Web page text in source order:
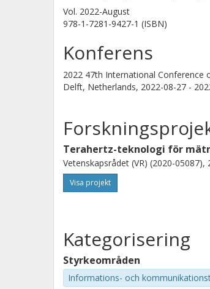
Vol. 2022-August
978-1-7281-9427-1 (ISBN)
Konferens
2022 47th International Conference
Delft, Netherlands, 2022-08-27 -
Terahertz-teknologi för
Vetenskapsrådet (VR) (2020-
Visa projekt
Kategorisering
Styrkeområden
Informations- och